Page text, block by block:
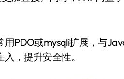
用PDO或mysqli扩展，与
，提升安全性。